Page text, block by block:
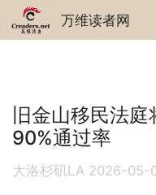
万维读者网
旧金山移民法
90%通过率
大洛杉矶LA 2026-05-